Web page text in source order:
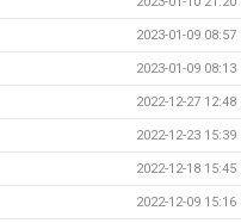
2023-01-09 08:57
2023-01-09 08:13
2022-12-27 12:48
2022-12-23 15:39
2022-12-18 15:45
2022-12-09 15:16